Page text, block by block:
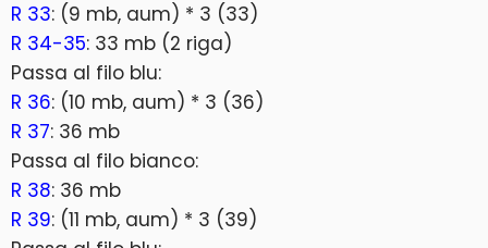
R 33: (9 mb, aum) * 3 (33)
R 34-35: 33 mb (2 riga)
Passa al filo blu:
R 36: (10 mb, aum) * 3 (36)
R 37: 36 mb
Passa al filo bianco:
R 38: 36 mb
R 39: (11 mb, aum) * 3 (39)